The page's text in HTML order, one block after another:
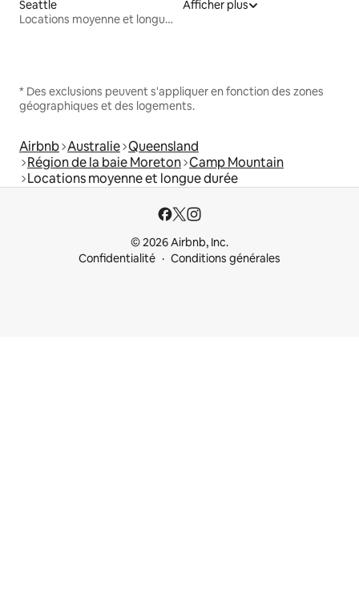
Seattle
Locations moyenne et longue durée
Afficher plus
* Des exclusions peuvent s'appliquer en fonction des zones
géographiques et des logements.
Airbnb Australie Queensland
Région de la baie Moreton Camp Mountain
Locations moyenne et longue durée
© 2026 Airbnb, Inc.
Confidentialité
Conditions générales